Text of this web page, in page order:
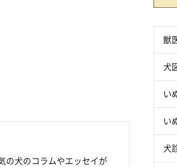
の犬のコラムやエッセイが
獣
犬
い
い
犬